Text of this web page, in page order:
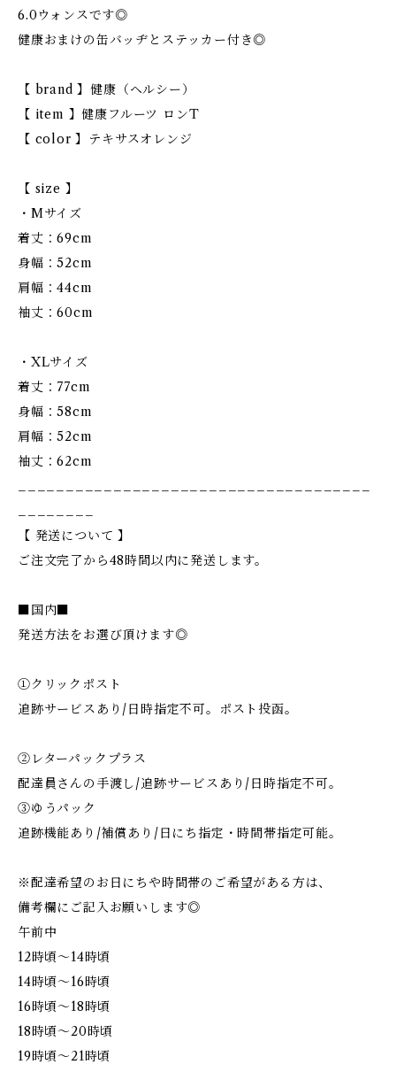
6.0ウォンスです◎
健康おまけの缶バッヂとステッカー付き◎
【 brand 】健康（ヘルシー）
【 item 】健康フルーツ ロンT
【 color 】テキサスオレンジ
【 size 】
・Mサイズ
着丈：69cm
身幅：52cm
肩幅：44cm
袖丈：60cm
・XLサイズ
着丈：77cm
身幅：58cm
肩幅：52cm
袖丈：62cm
【 発送について 】
ご注文完了から48時間以内に発送します。
■国内■
発送方法をお選び頂けます◎
①クリックポスト
追跡サービスあり/日時指定不可。ポスト投函。
②レターパックプラス
配達員さんの手渡し/追跡サービスあり/日時指定不可。
③ゆうパック
追跡機能あり/補償あり/日にち指定・時間帯指定可能。
※配達希望のお日にちや時間帯のご希望がある方は、
備考欄にご記入お願いします◎
午前中
12時頃～14時頃
14時頃～16時頃
16時頃～18時頃
18時頃～20時頃
19時頃～21時頃